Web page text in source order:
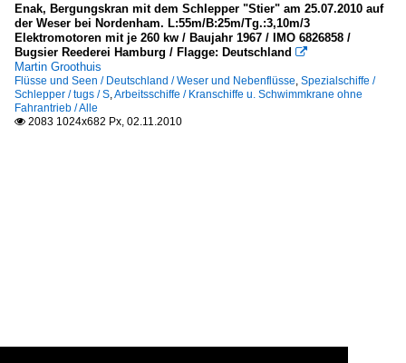
Enak, Bergungskran mit dem Schlepper "Stier" am 25.07.2010 auf
der Weser bei Nordenham. L:55m/B:25m/Tg.:3,10m/3
Elektromotoren mit je 260 kw / Baujahr 1967 / IMO 6826858 /
Bugsier Reederei Hamburg / Flagge: Deutschland 
Martin Groothuis
Flüsse und Seen / Deutschland / Weser und Nebenflüsse Spezialschiffe /
Schlepper / tugs / S Arbeitsschiffe / Kranschiffe u. Schwimmkrane ohne
Fahrantrieb / Alle
 2083 1024x682 Px, 02.11.2010